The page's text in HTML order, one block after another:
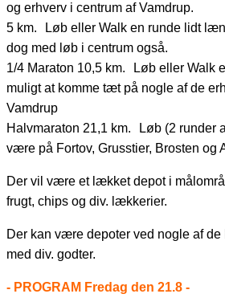
og erhverv i centrum af Vamdrup.
5 km. Løb eller Walk en runde lidt
dog med løb i centrum også.
1/4 Maraton 10,5 km. Løb eller Walk
muligt at komme tæt på nogle af de
Vamdrup
Halvmaraton 21,1 km. Løb (2 runder
være på Fortov, Grusstier, Brosten og
Der vil være et lækket depot i
frugt, chips og div. lækkerier.
Der kan være depoter ved nogle af de
med div. godter.
- PROGRAM Fredag den 21.8 -